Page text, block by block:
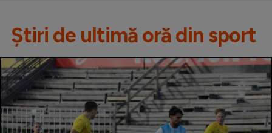
Știri de ultimă oră din sport